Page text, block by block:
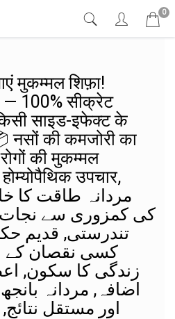
0
मुकम्मल शिफ़ा!
100% सीक्रेट
साइड-इफेक्ट के
नसों की कमजोरी का
की मुकम्मल
उपचार,
مردانہ طاقت
کی کمزوری سے
تندرستی, قدیم
کسی نقصان کے
زندگی کا سکون,
اضافہ, مردانہ
اور مستقل